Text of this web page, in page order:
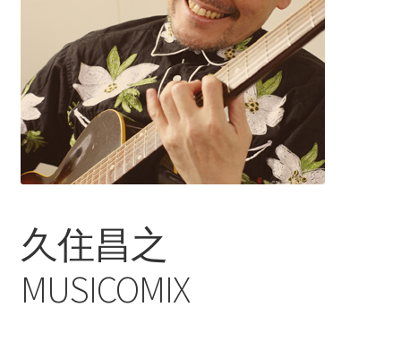
セレクト
マイアカウント
レーベル
支払い
通販について
久住昌之
MUSICOMIX